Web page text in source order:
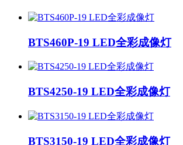
BTS460P-19 LED全彩成像灯
BTS4250-19 LED全彩成像灯
BTS3150-19 LED全彩成像灯